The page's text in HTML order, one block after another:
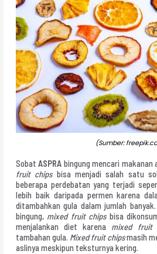
(Sumber:
SobatASPRA bingung mencari
fruit chipsbisa menjadi salah satu
beberapa perdebatan yang terjadi
lebih baik daripada permen karena
ditambahkan gula dalam jumlah
bingung, mixed fruit chipsbisa
menjalankan diet karena mixed fruit
tambahan gula. Mixed fruit chipsmasih
aslinya meskipun teksturnya kering.